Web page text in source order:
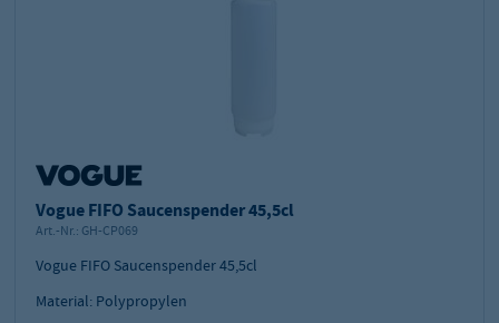
Vogue FIFO Saucenspender 45,5cl
Art.-Nr.: GH-CP069
Vogue FIFO Saucenspender 45,5cl
Material: Polypropylen